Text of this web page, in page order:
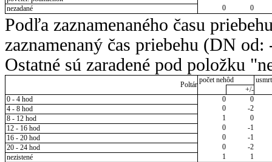
nezadané
0 0
Podľa zaznamenaného času
zaznamenaný čas priebehu (DN
Ostatné sú zaradené pod položku
Poltár
počet nehôd
+/-
0 - 4 hod
0
0
4 - 8 hod
0
-2
8 - 12 hod
1
0
12 - 16 hod
0
-1
16 - 20 hod
0
-1
20 - 24 hod
0
-2
nezistené
1 1